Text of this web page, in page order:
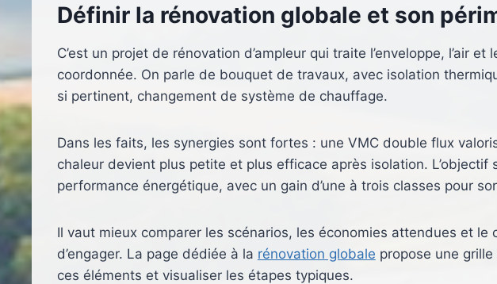
Définir la rénovation globale et son
C’est un projet de rénovation d’ampleur qui traite l’enveloppe, l’air
coordonnée. On parle de bouquet de travaux, avec isolation
si pertinent, changement de système de chauffage.
Dans les faits, les synergies sont fortes : une VMC double flux
chaleur devient plus petite et plus efficace après isolation. L’objectif
performance énergétique, avec un gain d’une à trois classes pour
Il vaut mieux comparer les scénarios, les économies attendues et le
d’engager. La page dédiée à la rénovation globale propose une
ces éléments et visualiser les étapes typiques.